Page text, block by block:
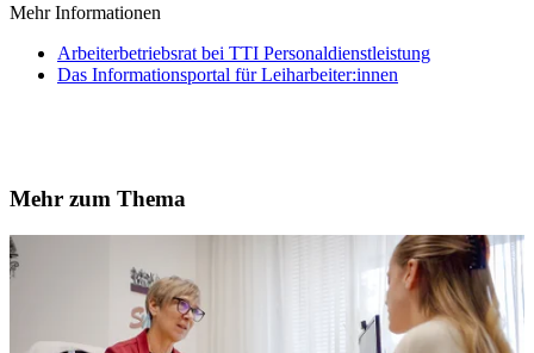
Mehr Informationen
Arbeiterbetriebsrat bei TTI Personaldienstleistung
Das Informationsportal für Leiharbeiter:innen
Mehr zum Thema